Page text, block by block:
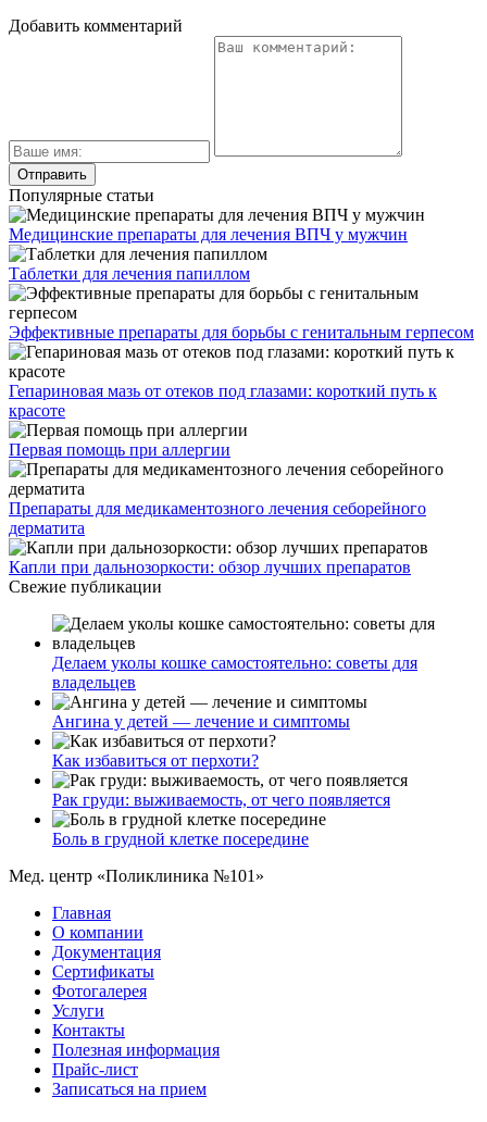
Добавить комментарий
Популярные статьи
Медицинские препараты для лечения ВПЧ у мужчин
Таблетки для лечения папиллом
Эффективные препараты для борьбы с генитальным герпесом
Гепариновая мазь от отеков под глазами: короткий путь к
красоте
Первая помощь при аллергии
Препараты для медикаментозного лечения себорейного
дерматита
Капли при дальнозоркости: обзор лучших препаратов
Свежие публикации
Делаем уколы кошке самостоятельно: советы для
владельцев
Ангина у детей — лечение и симптомы
Как избавиться от перхоти?
Рак груди: выживаемость, от чего появляется
Боль в грудной клетке посередине
Мед. центр «Поликлиника №101»
Главная
О компании
Документация
Сертификаты
Фотогалерея
Услуги
Контакты
Полезная информация
Прайс-лист
Записаться на прием